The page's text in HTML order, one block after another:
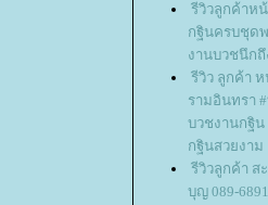
รีวิวลูกค้าหน้
กฐินครบชุด
งานบวชนึกถึ
รีวิว ลูกค้า
รามอินทรา
บวชงานกฐิ
กฐินสวยงาม
รีวิวลูกค้า ส
บุญ 089-